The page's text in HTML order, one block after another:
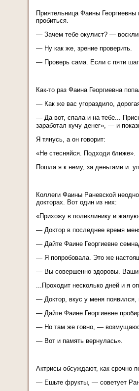
Приятельница Фаины
пробиться.
— Зачем тебе окулист? —
— Ну как же, зрение проверить.
— Проверь сама. Если с пяти
Как-то раз Фаина Георгиевна
— Как же вас угораздило,
— Да вот, спала и на тебе...
заработал кучу денег», — и
Я тянусь, а он говорит:
«Не стесняйся. Подходи ближе».
Пошла я к нему, за деньгами и.
Коллеги Фаины Раневской
докторах. Вот один из них:
«Прихожу в поликлинику и
— Доктор в последнее время
— Дайте Фаине Георгиевне
— Я попробовала. Это же
— Вы совершенно здоровы. Ваши
...Проходит несколько дней и я
— Доктор, вкус у меня
— Дайте Фаине Георгиевне
— Но там же говно, —
— Вот и память вернулась».
Актрисы обсуждают, как срочно
— Ешьте фрукты, — советует